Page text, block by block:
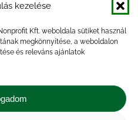
kezelése
Kft. weboldala sütiket használ
megkönnyítése, a weboldalon
és releváns ajánlatok
a baromfivágás
az őszi búza betakarítása